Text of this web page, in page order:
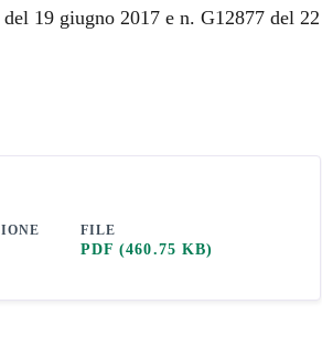
19 giugno 2017 e n. G12877 del
FILE
PDF(460.75 KB)